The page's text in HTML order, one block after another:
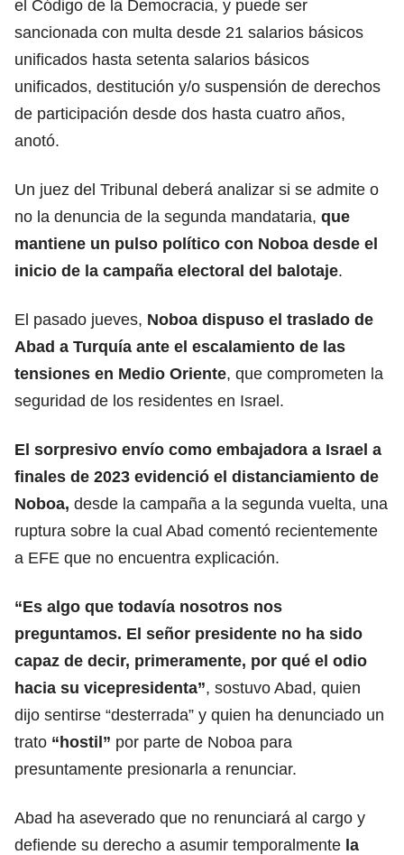
el Código de la Democracia, y puede ser
sancionada con multa desde 21 salarios básicos
unificados hasta setenta salarios básicos
unificados, destitución y/o suspensión de derechos
de participación desde dos hasta cuatro años,
anotó.
Un juez del Tribunal deberá analizar si se admite o
no la denuncia de la segunda mandataria, que
mantiene un pulso político con Noboa desde el
inicio de la campaña electoral del balotaje.
El pasado jueves, Noboa dispuso el traslado de
Abad a Turquía ante el escalamiento de las
tensiones en Medio Oriente, que comprometen la
seguridad de los residentes en Israel.
El sorpresivo envío como embajadora a Israel a
finales de 2023 evidenció el distanciamiento de
Noboa, desde la campaña a la segunda vuelta, una
ruptura sobre la cual Abad comentó recientemente
a EFE que no encuentra explicación.
“Es algo que todavía nosotros nos
preguntamos. El señor presidente no ha sido
capaz de decir, primeramente, por qué el odio
hacia su vicepresidenta”, sostuvo Abad, quien
dijo sentirse “desterrada” y quien ha denunciado un
trato “hostil” por parte de Noboa para
presuntamente presionarla a renunciar.
Abad ha aseverado que no renunciará al cargo y
defiende su derecho a asumir temporalmente la